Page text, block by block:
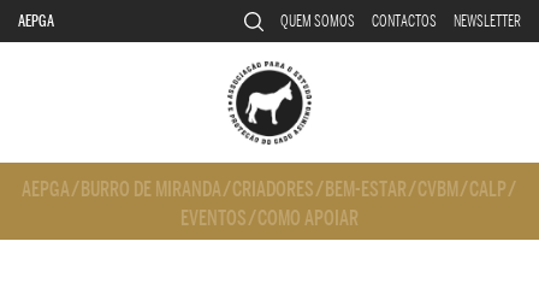
AEPGA QUEM SOMOS CONTACTOS NEWSLETTER
AEPGA/ BURRO DE MIRANDA/CRIADORES/ BEM-ESTAR/CVBM/CALP/
EVENTOS/COMO APOIAR